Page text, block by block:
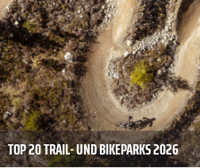
TOP 20 TRAIL- UND BIKEPARKS 2026